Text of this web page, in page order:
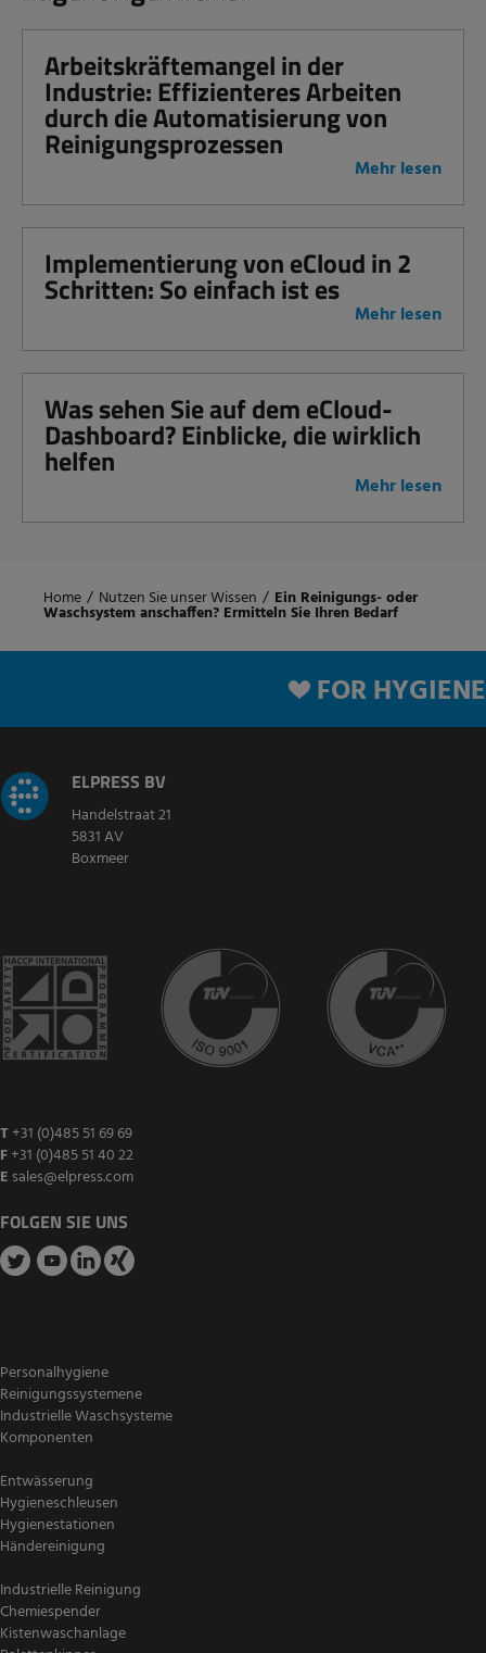
Arbeitskräftemangel in der
Industrie: Effizienteres Arbeiten
durch die Automatisierung von
Reinigungsprozessen
Mehr lesen
Implementierung von eCloud in 2
Schritten: So einfach ist es
Mehr lesen
Was sehen Sie auf dem eCloud-
Dashboard? Einblicke, die wirklich
helfen
Mehr lesen
Home / Nutzen Sie unser Wissen / Ein Reinigungs- oder
Waschsystem anschaffen? Ermitteln Sie Ihren Bedarf
FOR HYGIENE
ELPRESS BV
Handelstraat 21
5831 AV
Boxmeer
T +31 (0)485 51 69 69
F+31 (0)485 51 40 22
E sales@elpress.com
FOLGEN SIE UNS
Personalhygiene
Reinigungssystemene
Industrielle Waschsysteme
Komponenten
Entwässerung
Hygieneschleusen
Hygienestationen
Händereinigung
Industrielle Reinigung
Chemiespender
Kistenwaschanlage